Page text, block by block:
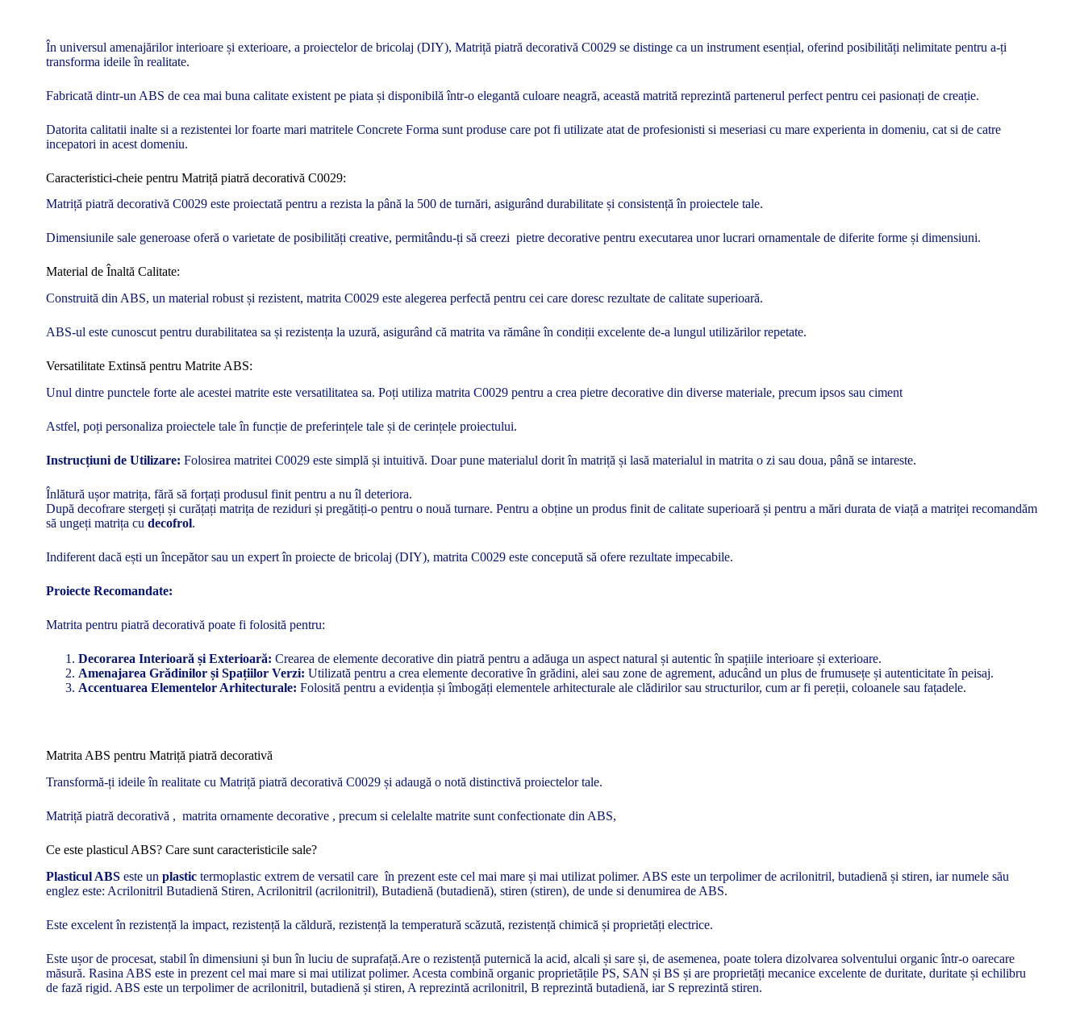
În universul amenajărilor interioare și exterioare, a proiectelor de bricolaj (DIY), Matriță piatră decorativă C0029 se distinge ca un instrument esențial, oferind posibilități nelimitate pentru a-ți
transforma ideile în realitate.
Fabricată dintr-un ABS de cea mai buna calitate existent pe piata și disponibilă într-o elegantă culoare neagră, această matrită reprezintă partenerul perfect pentru cei pasionați de creație.
Datorita calitatii inalte si a rezistentei lor foarte mari matritele Concrete Forma sunt produse care pot fi utilizate atat de profesionisti si meseriasi cu mare experienta in domeniu, cat si de catre
incepatori in acest domeniu.
Caracteristici-cheie pentru Matriță piatră decorativă C0029:
Matriță piatră decorativă C0029 este proiectată pentru a rezista la până la 500 de turnări, asigurând durabilitate și consistență în proiectele tale.
Dimensiunile sale generoase oferă o varietate de posibilități creative, permitându-ți să creezi pietre decorative pentru executarea unor lucrari ornamentale de diferite forme și dimensiuni.
Material de Înaltă Calitate:
Construită din ABS, un material robust și rezistent, matrita C0029 este alegerea perfectă pentru cei care doresc rezultate de calitate superioară.
ABS-ul este cunoscut pentru durabilitatea sa și rezistența la uzură, asigurând că matrita va rămâne în condiții excelente de-a lungul utilizărilor repetate.
Versatilitate Extinsă pentru Matrite ABS:
Unul dintre punctele forte ale acestei matrite este versatilitatea sa. Poți utiliza matrita C0029 pentru a crea pietre decorative din diverse materiale, precum ipsos sau ciment
Astfel, poți personaliza proiectele tale în funcție de preferințele tale și de cerințele proiectului.
Instrucțiuni de Utilizare: Folosirea matritei C0029 este simplă și intuitivă. Doar pune materialul dorit în matriță și lasă materialul in matrita o zi sau doua, până se intareste.
Înlătură ușor matrița, fără să forțați produsul finit pentru a nu îl deteriora.
După decofrare stergeți și curățați matrița de reziduri și pregătiți-o pentru o nouă turnare. Pentru a obține un produs finit de calitate superioară și pentru a mări durata de viață a matriței recomandăm
să ungeți matrița cu decofrol.
Indiferent dacă ești un începător sau un expert în proiecte de bricolaj (DIY), matrita C0029 este concepută să ofere rezultate impecabile.
Proiecte Recomandate:
Matrita pentru piatră decorativă poate fi folosită pentru:
Decorarea Interioară și Exterioară: Crearea de elemente decorative din piatră pentru a adăuga un aspect natural și autentic în spațiile interioare și exterioare.
Amenajarea Grădinilor și Spațiilor Verzi: Utilizată pentru a crea elemente decorative în grădini, alei sau zone de agrement, aducând un plus de frumusețe și autenticitate în peisaj.
Accentuarea Elementelor Arhitecturale: Folosită pentru a evidenția și îmbogăți elementele arhitecturale ale clădirilor sau structurilor, cum ar fi pereții, coloanele sau fațadele.
Matrita ABS pentru Matriță piatră decorativă
Transformă-ți ideile în realitate cu Matriță piatră decorativă C0029 și adaugă o notă distinctivă proiectelor tale.
Matriță piatră decorativă , matrita ornamente decorative , precum si celelalte matrite sunt confectionate din ABS,
Ce este plasticul ABS? Care sunt caracteristicile sale?
Plasticul ABS este un plastic termoplastic extrem de versatil care în prezent este cel mai mare și mai utilizat polimer. ABS este un terpolimer de acrilonitril, butadienă și stiren, iar numele său
englez este: Acrilonitril Butadienă Stiren, Acrilonitril (acrilonitril), Butadienă (butadienă), stiren (stiren), de unde si denumirea de ABS.
Este excelent în rezistență la impact, rezistență la căldură, rezistență la temperatură scăzută, rezistență chimică și proprietăți electrice.
Este ușor de procesat, stabil în dimensiuni și bun în luciu de suprafață.Are o rezistență puternică la acid, alcali și sare și, de asemenea, poate tolera dizolvarea solventului organic într-o oarecare
măsură. Rasina ABS este in prezent cel mai mare si mai utilizat polimer. Acesta combină organic proprietățile PS, SAN și BS și are proprietăți mecanice excelente de duritate, duritate și echilibru
de fază rigid. ABS este un terpolimer de acrilonitril, butadienă și stiren, A reprezintă acrilonitril, B reprezintă butadienă, iar S reprezintă stiren.